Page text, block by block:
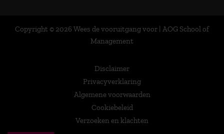
Copyright © 2026 Wees de vooruitgang voor | AOG School of
Management
Disclaimer
Privacyverklaring
Algemene voorwaarden
Cookiebeleid
Verzoeken en klachten